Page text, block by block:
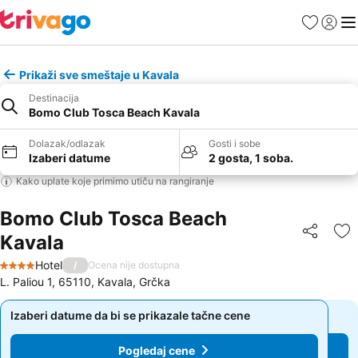
FavoritiPrijavi
Prikaži sve smeštaje u Kavala
Destinacija
Bomo Club Tosca Beach Kavala
Dolazak/odlazak
Izaberi datume
Gosti i sobe
2 gosta, 1 soba.
Kako uplate koje primimo utiču na rangiranje
Bomo Club Tosca Beach
Kavala
Deli
4 Zvezdice
Hotel / Ocena nije dostupna
L. Paliou 1, 65110, Kavala, Grčka
Izaberi datume da bi se prikazale tačne cene
Pogledaj cene
Izaberi datume da bi se prikazale tačne cene
Pogledaj cene